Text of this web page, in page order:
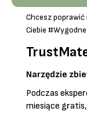
Chcesz poprawić
Ciebie
Narzędzie
Podczas
miesiące